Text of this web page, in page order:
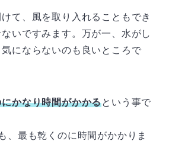
て、風を取り入れることもでき
いですみます。万が一、水がし
にならないのも良いところで
かなり時間がかかるという事で
、最も乾くのに時間がかかりま